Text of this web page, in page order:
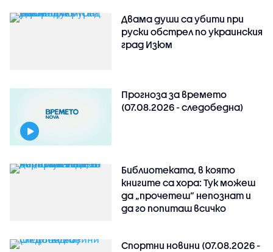
Двама души са убити при
руски обстрeл по украинския
град Изюм
Прогноза за времето
(07.08.2026 - следобедна)
Библиотеката, в която
книгите са хора: Тук можеш
да „прочетеш“ непознат и
да го попиташ всичко
Спортни новини (07.08.2026 -